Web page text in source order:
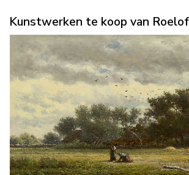
Kunstwerken te koop van